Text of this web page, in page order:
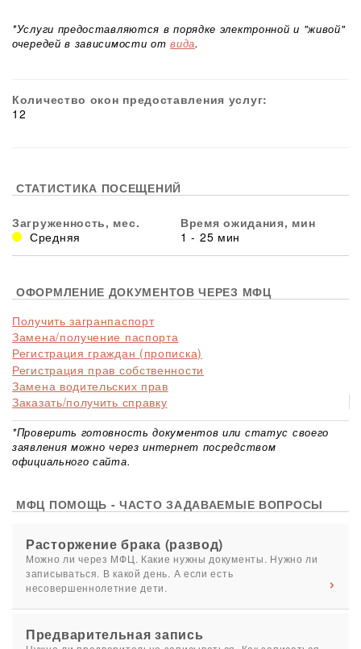
*Услуги предоставляются в порядке электронной и "живой"
очередей в зависимости отвида.
Количество окон предоставления услуг:
12
СТАТИСТИКА ПОСЕЩЕНИЙ
Загруженность, мес.
Средняя
Время ожидания, мин
1 - 25 мин
ОФОРМЛЕНИЕ ДОКУМЕНТОВ ЧЕРЕЗ МФЦ
Получить загранпаспорт
Замена/получение паспорта
Регистрация граждан (прописка)
Регистрация прав собственности
Замена водительских прав
Заказать/получить справку
*Проверить готовность документов или статус своего
заявления можно через интернет посредством
официального сайта.
МФЦ ПОМОЩЬ - ЧАСТО ЗАДАВАЕМЫЕ ВОПРОСЫ
Расторжение брака (развод)
Можно ли через МФЦ. Какие нужны документы. Нужно ли
записываться. В какой день. А если есть
несовершеннолетние дети.
Предварительная запись